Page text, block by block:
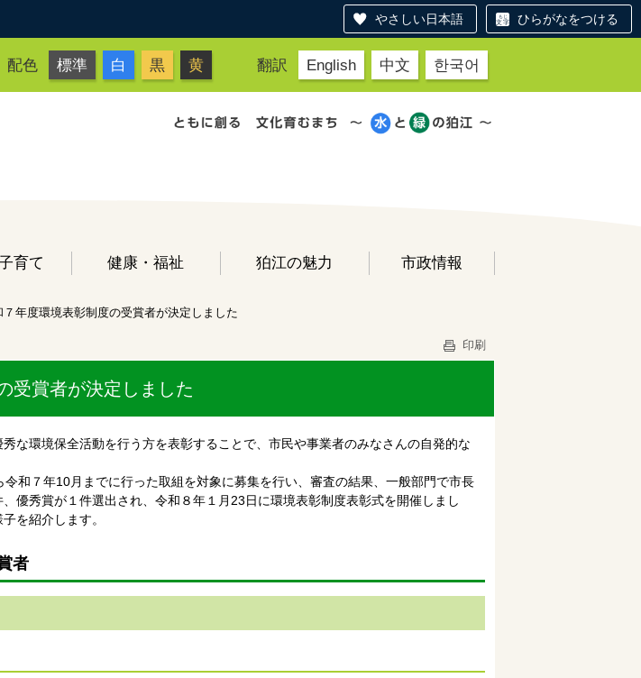
やさしい日本語 ひらがなをつける
配色 標準 白 黒 黄 翻訳 English 中文 한국어
育て 健康・福祉 狛江の魅力 市政情報
７年度環境表彰制度の受賞者が決定しました
印刷
受賞者が決定しました
な環境保全活動を行う方を表彰することで、市民や事業者のみなさんの自発的な
和７年10月までに行った取組を対象に募集を行い、審査の結果、一般部門で市長
優秀賞が１件選出され、令和８年１月23日に環境表彰制度表彰式を開催しまし
を紹介します。
者